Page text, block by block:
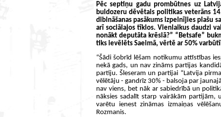
Pēc septiņu gadu prombūtnes uz
buldozeru dēvētais politikas veterāns
dibināšanas pasākums izpelnījies plašu
arī sociālajos tīklos. Vienlaikus daudzi
nonākt deputāta krēslā?” “Betsafe”
tiks ievēlēts Saeimā, vērtē ar 50%
“Šādi šobrīd lēšam notikumu attīstības
nekā gads, un nav zināms partijas
partiju. Šleseram un partijai “Latvija
vēlētāju - gandrīz 30% - balsoja par
nav viens, bet nāk ar sabiedrībā un
nāksies sadalīt starp vairākām
varētu ienest zināmas izmaiņas
Rozmanis.